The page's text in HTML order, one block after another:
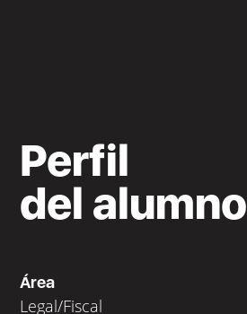
Perfil
del alumno
Área
Legal/Fiscal